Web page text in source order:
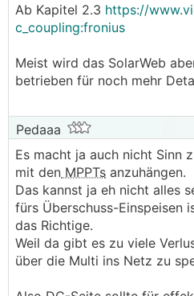
..
Ab Kapitel 2.3 https://
c_coupling:fronius
Meist wird das SolarWeb
betrieben für noch mehr
Pedaaa
Es macht ja auch nicht Sinn
mit den MPPTs anzuhängen.
Das kannst ja eh nicht alles
fürs Überschuss-Einspeisen
das Richtige.
Weil da gibt es zu viele
über die Multi ins Netz zu